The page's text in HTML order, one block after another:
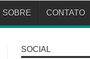
SOBRE CONTATO
SOCIAL